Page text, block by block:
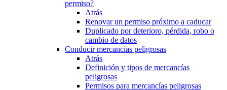
permiso?
Atrás
Renovar un permiso próximo a caducar
Duplicado por deterioro, pérdida, robo o
cambio de datos
Conducir mercancías peligrosas
Atrás
Definición y tipos de mercancías
peligrosas
Permisos para mercancías peligrosas